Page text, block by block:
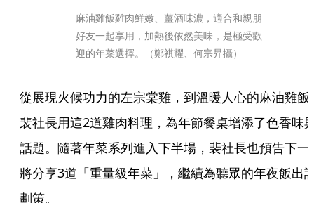
麻油雞飯雞肉鮮嫩、薑酒味濃，適合和親朋
好友一起享用，加熱後依然美味，是極受歡
迎的年菜選擇。（鄭祺耀、何宗昇攝）
從展現火候功力的左宗棠雞，到溫暖人心的麻油雞飯
裴社長用這2道雞肉料理，為年節餐桌增添了色香味
話題。隨著年菜系列進入下半場，裴社長也預告下一
將分享3道「重量級年菜」，繼續為聽眾的年夜飯出
劃策。